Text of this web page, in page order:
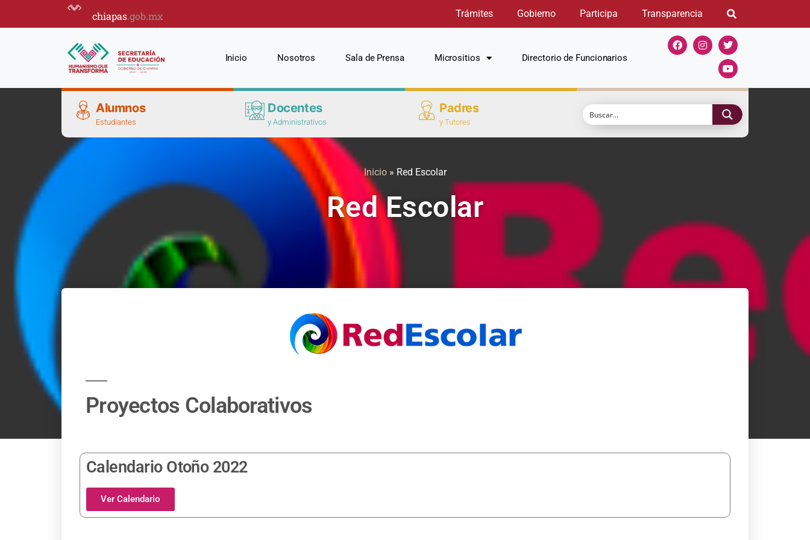
chiapas.gob.mx Trámites Gobierno Participa Transparencia
Inicio Nosotros Sala de Prensa Micrositios Directorio de Funcionarios
Alumnos
Estudiantes
Docentes
y Administrativos
Padres
y Tutores
Inicio» Red Escolar
Red Escolar
Proyectos Colaborativos
Calendario Otoño 2022
Ver Calendario